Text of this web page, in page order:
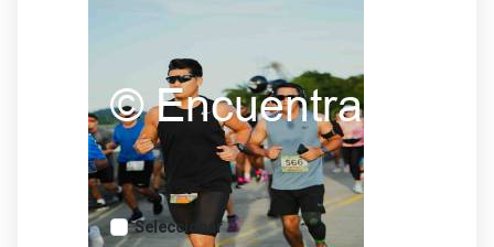
Seleccionar